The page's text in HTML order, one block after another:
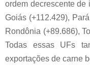
ordem decrescente de
Goiás (+112.429),
Rondônia (+89.686),
Todas essas UFs
exportações de carne